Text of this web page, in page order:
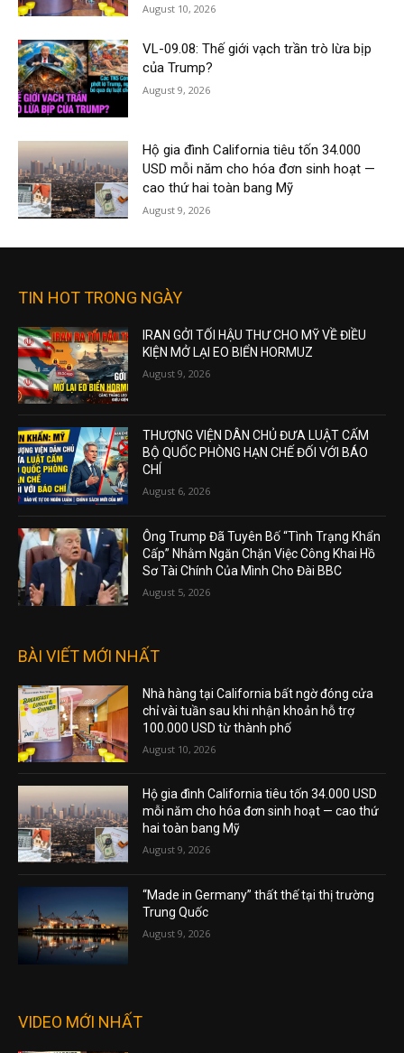
August 10, 2026
VL-09.08: Thế giới vạch trần trò lừa bịp
của Trump?
August 9, 2026
Hộ gia đình California tiêu tốn 34.000
USD mỗi năm cho hóa đơn sinh hoạt —
cao thứ hai toàn bang Mỹ
August 9, 2026
TIN HOT TRONG NGÀY
IRAN GỞI TỐI HẬU THƯ CHO MỸ VỀ ĐIỀU
KIỆN MỞ LẠI EO BIỂN HORMUZ
August 9, 2026
THƯỢNG VIỆN DÂN CHỦ ĐƯA LUẬT CẤM
BỘ QUỐC PHÒNG HẠN CHẾ ĐỐI VỚI BÁO
CHÍ
August 6, 2026
Ông Trump Đã Tuyên Bố “Tình Trạng Khẩn
Cấp” Nhằm Ngăn Chặn Việc Công Khai Hồ
Sơ Tài Chính Của Mình Cho Đài BBC
August 5, 2026
BÀI VIẾT MỚI NHẤT
Nhà hàng tại California bất ngờ đóng cửa
chỉ vài tuần sau khi nhận khoản hỗ trợ
100.000 USD từ thành phố
August 10, 2026
Hộ gia đình California tiêu tốn 34.000 USD
mỗi năm cho hóa đơn sinh hoạt — cao thứ
hai toàn bang Mỹ
August 9, 2026
“Made in Germany” thất thế tại thị trường
Trung Quốc
August 9, 2026
VIDEO MỚI NHẤT